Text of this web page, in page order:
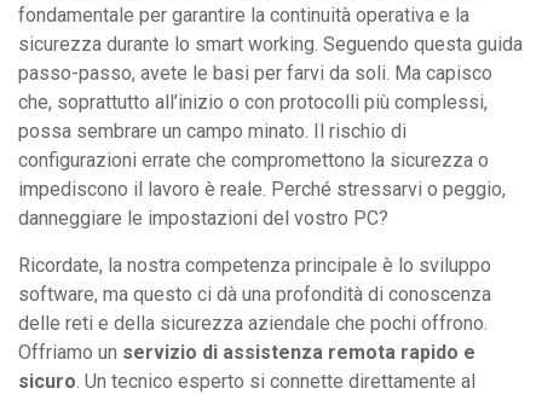
fondamentale per garantire la continuità operativa e la
sicurezza durante lo smart working. Seguendo questa guida
passo-passo, avete le basi per farvi da soli. Ma capisco
che, soprattutto all’inizio o con protocolli più complessi,
possa sembrare un campo minato. Il rischio di
configurazioni errate che compromettono la sicurezza o
impediscono il lavoro è reale. Perché stressarvi o peggio,
danneggiare le impostazioni del vostro PC?
Ricordate, la nostra competenza principale è lo sviluppo
software, ma questo ci dà una profondità di conoscenza
delle reti e della sicurezza aziendale che pochi offrono.
Offriamo un servizio di assistenza remota rapido e
sicuro . Un tecnico esperto si connette direttamente al